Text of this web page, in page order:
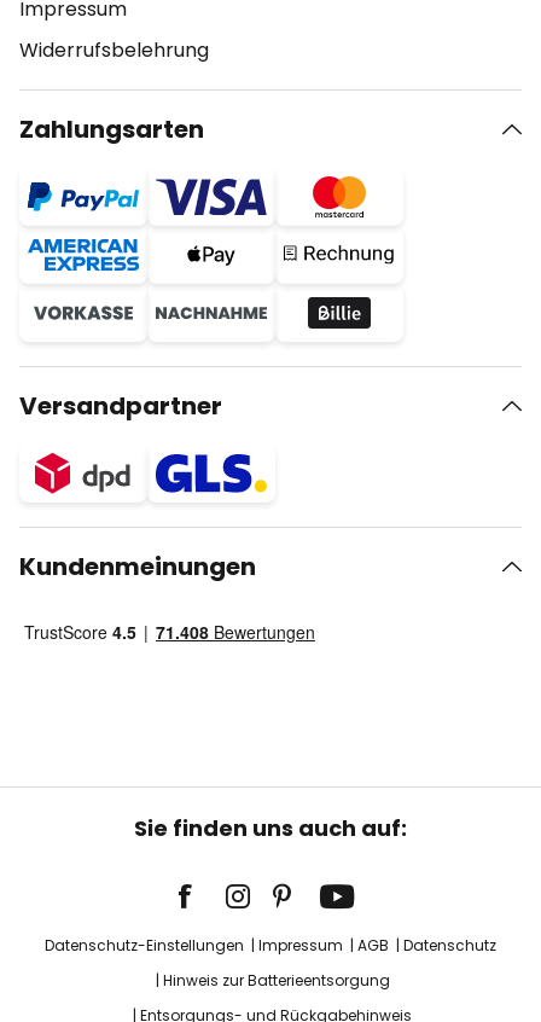
Impressum
Widerrufsbelehrung
Zahlungsarten
Versandpartner
Kundenmeinungen
Sie finden uns auch auf:
Datenschutz-Einstellungen Impressum AGB
Datenschutz
Hinweis zur Batterieentsorgung
Entsorgungs- und Rückgabehinweis